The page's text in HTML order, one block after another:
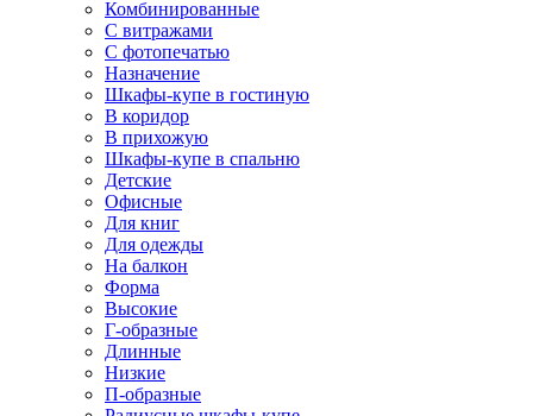
Комбинированные
С витражами
С фотопечатью
Назначение
Шкафы-купе в гостиную
В коридор
В прихожую
Шкафы-купе в спальню
Детские
Офисные
Для книг
Для одежды
На балкон
Форма
Высокие
Г-образные
Длинные
Низкие
П-образные